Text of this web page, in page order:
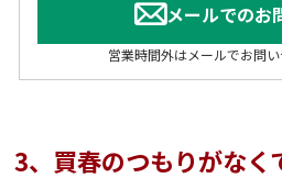
メールでのお
営業時間外はメールでお問い
3、買春のつもりがなく